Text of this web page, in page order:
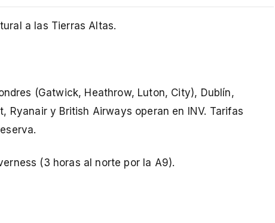
a las Tierras Altas.
(Gatwick, Heathrow, Luton, City), Dublín,
Ryanair y British Airways operan en INV. Tarifas
(3 horas al norte por la A9).